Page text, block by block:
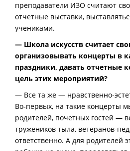
преподаватели ИЗО считают
отчетные выставки,
учениками.
— Школа искусств считает
организовывать концерты в
праздники, давать отчетные
цель этих мероприятий?
— Все та же — нравственно-
Во-первых, на такие концерты
родителей, почетных гостей —
тружеников тыла, ветеранов-
ответственно. А для родителей